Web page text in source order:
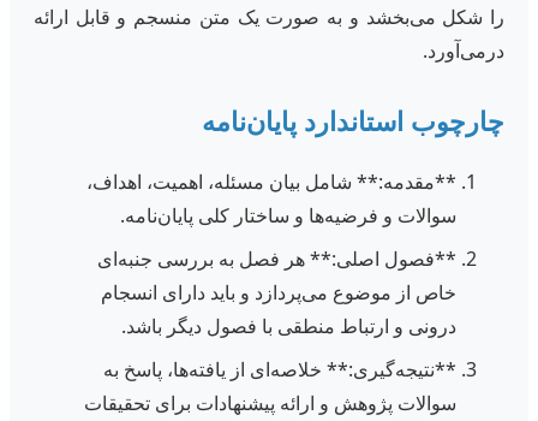
را شکل می‌بخشد و به صورت یک متن منسجم و قابل ارائه
درمی‌آورد.
چارچوب استاندارد پایان‌نامه
**مقدمه:** شامل بیان مسئله، اهمیت، اهداف،
سوالات و فرضیه‌ها و ساختار کلی پایان‌نامه.
**فصول اصلی:** هر فصل به بررسی جنبه‌ای
خاص از موضوع می‌پردازد و باید دارای انسجام
درونی و ارتباط منطقی با فصول دیگر باشد.
**نتیجه‌گیری:** خلاصه‌ای از یافته‌ها، پاسخ به
سوالات پژوهش و ارائه پیشنهادات برای تحقیقات